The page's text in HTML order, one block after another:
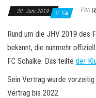
30. Juni 2019 0 Von
Rund um die JHV 2019 des
bekannt, die nunmehr
FC Schalke. Das teilte der
Sein Vertrag wurde
Vertrag bis 2022.